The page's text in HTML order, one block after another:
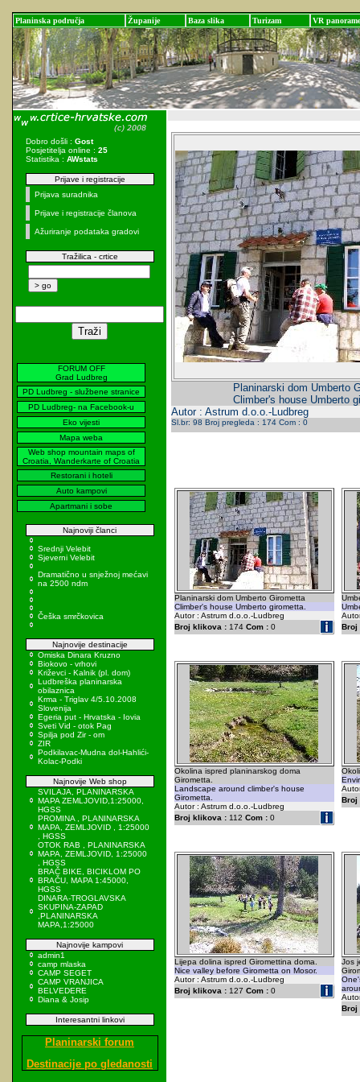
Planinska područja Županije Baza slika Turizam VR panorame
Dobro došli : Gost
Posjetitelja online : 25
Statistika : AWstats
Prijave i registracije
Prijava suradnika
Prijave i registracije članova
Ažuriranje podataka gradovi
Tražilica - crtice
FORUM OFF
Grad Ludbreg
PD Ludbreg - službene stranice
PD Ludbreg- na Facebook-u
Eko vijesti
Mapa weba
Web shop mountain maps of
Croatia, Wanderkarte of Croatia
Restorani i hoteli
Auto kampovi
Apartmani i sobe
Najnoviji članci
Srednji Velebit
Sjeverni Velebit
Dramatično u snježnoj mećavi
na 2500 ndm
Češka smrčkovica
Najnovije destinacije
Omiska Dinara Kruzno
Biokovo - vrhovi
Križevci - Kalnik (pl. dom)
Ludbreška planinarska
obilaznica
Krma - Triglav 4/5.10.2008
Slovenija
Egeria put - Hrvatska - Iovia
Sveti Vid - otok Pag
Spilja pod Zir - om
ZIR
Podkilavac-Mudna dol-Hahlići-
Kolac-Podki
Najnovije Web shop
SVILAJA, PLANINARSKA
MAPA ZEMLJOVID,1:25000,
HGSS
PROMINA , PLANINARSKA
MAPA, ZEMLJOVID , 1:25000
, HGSS
OTOK RAB , PLANINARSKA
MAPA, ZEMLJOVID, 1:25000
, HGSS
BRAČ BIKE, BICIKLOM PO
BRAČU, MAPA 1:45000,
HGSS
DINARA-TROGLAVSKA
SKUPINA-ZAPAD
,PLANINARSKA
MAPA,1:25000
Najnovije kampovi
admin1
camp mlaska
CAMP SEGET
CAMP VRANJICA
BELVEDERE
Diana & Josip
Interesantni linkovi
Planinarski forum
Destinacije po gledanosti
Planinarski dom Umberto
Climber's house Umberto
Autor : Astrum d.o.o.-Ludbreg
Sl.br: 98 Broj pregleda : 174 Com : 0
Planinarski dom Umberto Girometta
Climber's house Umberto girometta.
Autor : Astrum d.o.o.-Ludbreg
Broj klikova :174 Com :0
Broj
Okolina ispred planinarskog doma
Girometta.
Landscape around climber's house
Girometta.
Autor : Astrum d.o.o.-Ludbreg
Broj klikova :112 Com :0
Broj
Lijepa dolina ispred Giromettina doma.
Nice valley before Girometta on Mosor.
Autor : Astrum d.o.o.-Ludbreg
Broj klikova :127 Com :0
Jos
Broj